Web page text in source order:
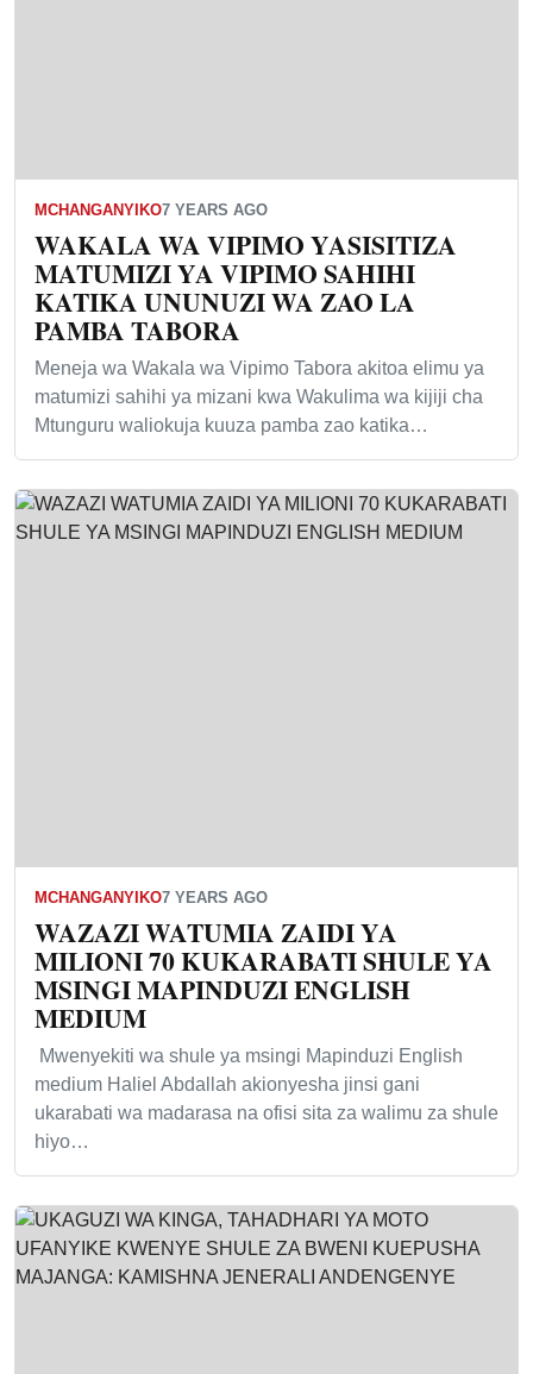
MCHANGANYIKO7 YEARS AGO
WAKALA WA VIPIMO YASISITIZA
MATUMIZI YA VIPIMO SAHIHI
KATIKA UNUNUZI WA ZAO LA
PAMBA TABORA
Meneja wa Wakala wa Vipimo Tabora akitoa elimu ya
matumizi sahihi ya mizani kwa Wakulima wa kijiji cha
Mtunguru waliokuja kuuza pamba zao katika…
MCHANGANYIKO7 YEARS AGO
WAZAZI WATUMIA ZAIDI YA
MILIONI 70 KUKARABATI SHULE YA
MSINGI MAPINDUZI ENGLISH
MEDIUM
Mwenyekiti wa shule ya msingi Mapinduzi English
medium Haliel Abdallah akionyesha jinsi gani
ukarabati wa madarasa na ofisi sita za walimu za shule
hiyo…